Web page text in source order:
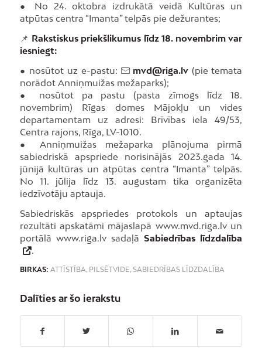
● No 24. oktobra izdrukātā veidā Kultūras un
atpūtas centra “Imanta” telpās pie dežurantes;
📌 Rakstiskus priekšlikumus līdz 18. novembrim var
iesniegt:
● nosūtot uz e-pastu:
mvd@riga.lv(pie temata
norādot Anniņmuižas mežaparks);
● nosūtot pa pastu (pasta zīmogs līdz 18.
novembrim) Rīgas domes Mājokļu un vides
departamentam uz adresi: Brīvības iela 49/53,
Centra rajons, Rīga, LV-1010.
● Anniņmuižas mežaparka plānojuma pirmā
sabiedriskā apspriede norisinājās 2023.gada 14.
jūnijā kultūras un atpūtas centra “Imanta” telpās.
No 11. jūlija līdz 13. augustam tika organizēta
iedzīvotāju aptauja.
Sabiedriskās apspriedes protokols un aptaujas
rezultāti apskatāmi mājaslapā www.mvd.riga.lv un
portālā www.riga.lv sadaļāSabiedrības līdzdalība
.
BIRKAS: ATTĪSTĪBA, PILSĒTVIDE, SABIEDRĪBAS LĪDZDALĪBA
Dalīties ar šo ierakstu